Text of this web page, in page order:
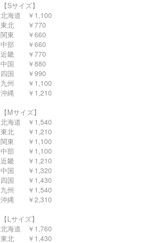
【Sサイズ】
北海道 ￥1,100
東北 ￥770
関東 ￥660
中部 ￥660
近畿 ￥770
中国 ￥880
四国 ￥990
九州 ￥1,100
沖縄 ￥1,210
【Mサイズ】
北海道 ￥1,540
東北 ￥1,210
関東 ￥1,100
中部 ￥1,100
近畿 ￥1,210
中国 ￥1,320
四国 ￥1,430
九州 ￥1,540
沖縄 ￥2,310
【Lサイズ】
北海道 ￥1,760
東北 ￥1,430